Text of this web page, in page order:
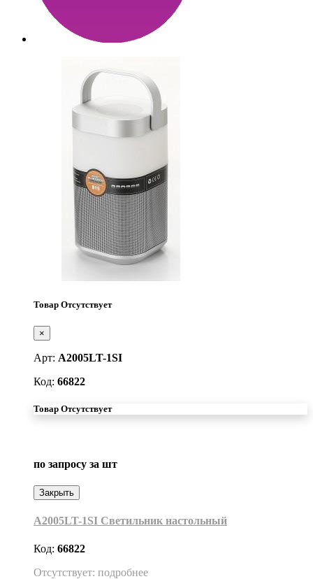
Товар Отсутствует
×
Арт: A2005LT-1SI
Код: 66822
Товар Отсутствует
по запросу за шт
Закрыть
A2005LT-1SI Светильник настольный
Код: 66822
Отсутствует: подробнее